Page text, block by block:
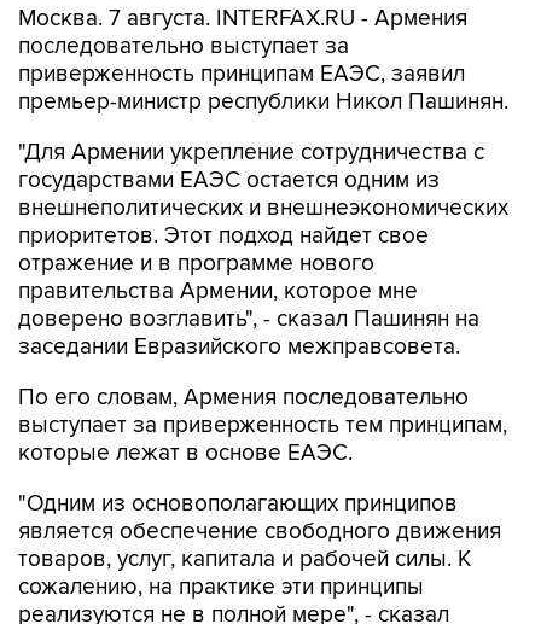
Москва. 7 августа. INTERFAX.RU - Армения
последовательно выступает за
приверженность принципам ЕАЭС, заявил
премьер-министр республики Никол Пашинян.
"Для Армении укрепление сотрудничества с
государствами ЕАЭС остается одним из
внешнеполитических и внешнеэкономических
приоритетов. Этот подход найдет свое
отражение и в программе нового
правительства Армении, которое мне
доверено возглавить", - сказал Пашинян на
заседании Евразийского межправсовета.
По его словам, Армения последовательно
выступает за приверженность тем принципам,
которые лежат в основе ЕАЭС.
"Одним из основополагающих принципов
является обеспечение свободного движения
товаров, услуг, капитала и рабочей силы. К
сожалению, на практике эти принципы
реализуются не в полной мере", - сказал